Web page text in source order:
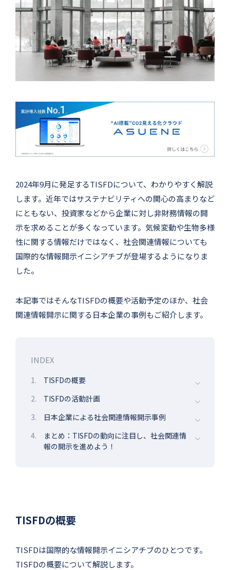
2024年9月に発足するTISFDについて、わかりやすく解説
します。近年ではサステナビリティへの関心の高まりなど
にともない、投資家などから企業に対し非財務情報の開
示を求めることが多くなっています。気候変動や生物多様
性に関する情報だけではなく、社会関連情報についても
国際的な情報開示イニシアチブが登場するようになりま
した。
本記事ではそんなTISFDの概要や活動予定のほか、社会
関連情報開示に関する日本企業の事例もご紹介します。
INDEX
1.
TISFDの概要
2.
TISFDの活動計画
3.
日本企業による社会関連情報開示事例
4.
まとめ：TISFDの動向に注目し、社会関連情
報の開示を進めよう！
TISFDの概要
TISFDは国際的な情報開示イニシアチブのひとつです。
TISFDの概要について解説します。